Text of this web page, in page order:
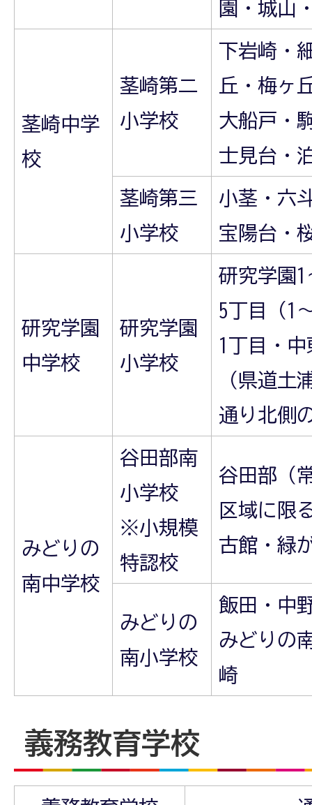
園・城山
茎崎中学
校
茎崎第二
小学校
下岩崎・
丘・梅ヶ
大船戸・
士見台・
茎崎第三
小学校
小茎・六
宝陽台・
研究学園
中学校
研究学園
小学校
研究学園
5丁目（1
1丁目・
（県道土
通り北側
みどりの
南中学校
谷田部南
小学校
※小規模
特認校
谷田部（
区域に限
古館・緑
みどりの
南小学校
飯田・中
みどりの
崎
義務教育学校